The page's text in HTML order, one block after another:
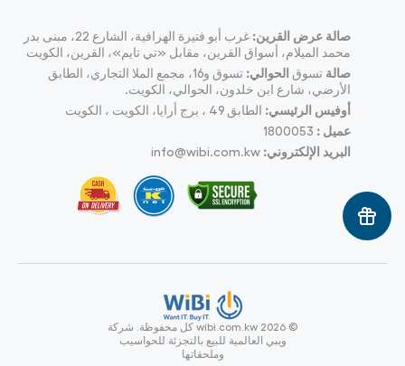
صالة عرض القرين:
غرب أبو فتيرة الهرافية، الشارع 22، مبنى بدر
محمد الميلام، أسواق القرين، مقابل «تي تايم»، القرين، الكويت
صالة تسوق الحوالي:
تسوق و16، مجمع الملا التجاري، الطابق
الأرضي، شارع ابن خلدون، الحوالي، الكويت.
أوفيس الرئيسي: الطابق 49 ، برج أرايا، الكويت ، الكويت
عميل : 1800053
البريد الإلكتروني: info@wibi.com.kw
© wibi.com.kw 2026 كل محفوظة. شركة
ويبي العالمية للبيع بالتجزئة للحواسيب
وملحقاتها